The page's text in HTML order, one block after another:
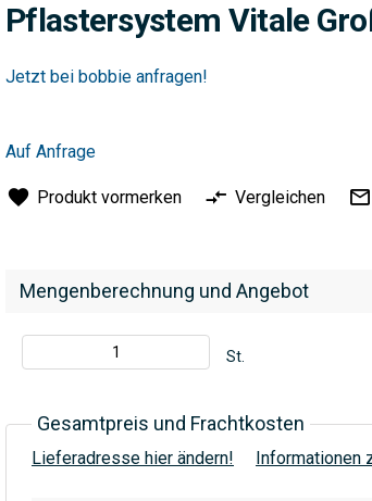
Pflastersystem Vitale
Mengenberechnung und Angebot
St.
Gesamtpreis und Frachtkosten
Lieferadresse hier ändern! Informationen
Jetzt bei bobbie anfragen!
Auf Anfrage
Produkt vormerken Vergleichen